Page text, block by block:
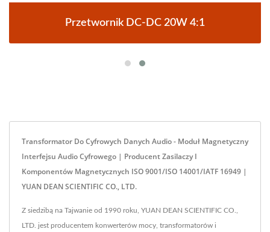
Przetwornik DC-DC 20W 4:1
Transformator Do Cyfrowych Danych Audio - Moduł Magnetyczny
Interfejsu Audio Cyfrowego | Producent Zasilaczy I
Komponentów Magnetycznych ISO 9001/ISO 14001/IATF 16949 |
YUAN DEAN SCIENTIFIC CO., LTD.
Z siedzibą na Tajwanie od 1990 roku, YUAN DEAN SCIENTIFIC CO.,
LTD. jest producentem konwerterów mocy, transformatorów i